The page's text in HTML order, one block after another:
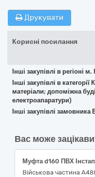
Друкувати
Корисні посилання
Інші закупівлі в регіоні м.
Інші закупівлі в
матеріали; допоміжна
електроапаратури)
Інші закупівлі
Вас може
Муфта d160 ПВХ
Військова частина